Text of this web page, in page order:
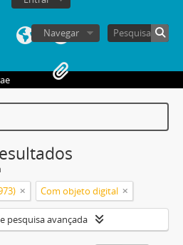
Navegar
Com objeto digital
pesquisa avançada